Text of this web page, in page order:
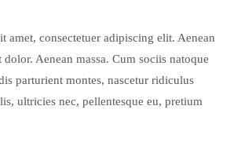
amet, consectetuer adipiscing elit. Aenean
Aenean massa. Cum sociis natoque
parturient montes, nascetur ridiculus
ultricies nec, pellentesque eu, pretium